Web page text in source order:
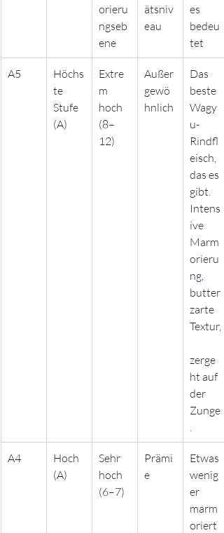
orieru
ngseb
ene
ätsniv
eau
es
bedeu
tet
A5
Höchs
te
Stufe
(A)
Extre
m
hoch
(8–
12)
Außer
gewö
hnlich
Das
beste
Wagy
u-
Rindfl
eisch,
das es
gibt.
Intens
ive
Marm
orieru
ng,
butter
zarte
Textur,
zerge
ht auf
der
Zunge
A4
Hoch
(A)
Sehr
hoch
(6–7)
Prämi
e
Etwas
wenig
er
marm
oriert